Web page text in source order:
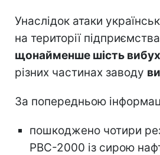
Унаслідок атаки
на території
щонайменше шість
різних частинах заводу
За попередньою
пошкоджено чотири
РВС-2000 із сирою